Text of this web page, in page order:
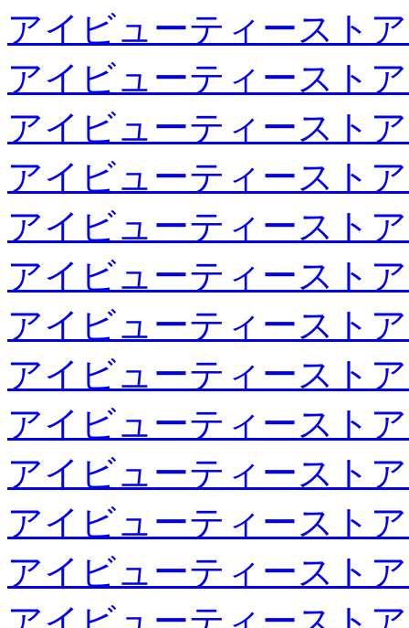
アイビューティースト
アイビューティースト
アイビューティースト
アイビューティースト
アイビューティースト
アイビューティースト
アイビューティースト
アイビューティースト
アイビューティースト
アイビューティースト
アイビューティースト
アイビューティースト